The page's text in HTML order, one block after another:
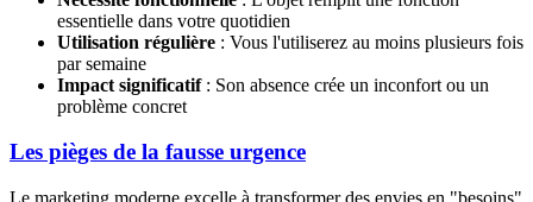
essentielle dans votre quotidien
Utilisation régulière : Vous l'utiliserez au moins plusieurs fois
par semaine
Impact significatif: Son absence crée un inconfort ou un
problème concret
Les pièges de la fausse urgence